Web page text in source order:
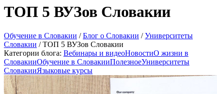
ТОП 5 ВУЗов Словакии
Обучение в Словакии /Блог о Словакии /Университеты
Словакии /ТОП 5 ВУЗов Словакии
Категории блога: Вебинары и видеоНовостиО жизни в
СловакииОбучение в СловакииПолезноеУниверситеты
СловакииЯзыковые курсы